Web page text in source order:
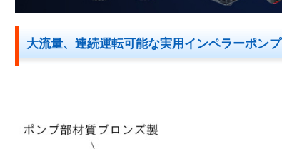
大流量、連続運転可能な実用インペラーポンプ